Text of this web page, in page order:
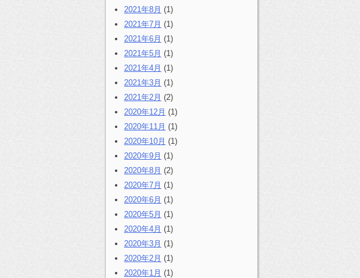
2021年8月 (1)
2021年7月 (1)
2021年6月 (1)
2021年5月 (1)
2021年4月 (1)
2021年3月 (1)
2021年2月 (2)
2020年12月 (1)
2020年11月 (1)
2020年10月 (1)
2020年9月 (1)
2020年8月 (2)
2020年7月 (1)
2020年6月 (1)
2020年5月 (1)
2020年4月 (1)
2020年3月 (1)
2020年2月 (1)
2020年1月 (1)